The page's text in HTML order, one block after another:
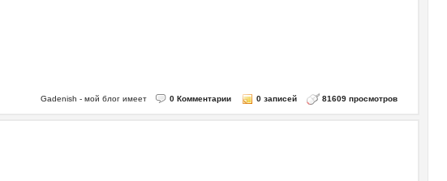
Gadenish - мой блог имеет 0 Комментарии 0 записей 81609 просмотров